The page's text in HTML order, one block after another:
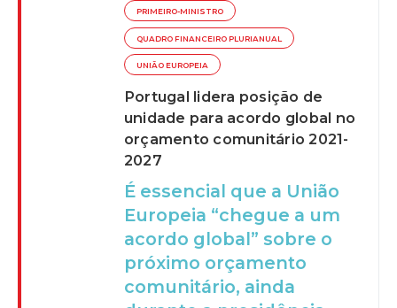
PRIMEIRO-MINISTRO
QUADRO FINANCEIRO PLURIANUAL
UNIÃO EUROPEIA
Portugal lidera posição de
unidade para acordo global no
orçamento comunitário 2021-
2027
É essencial que a União
Europeia “chegue a um
acordo global” sobre o
próximo orçamento
comunitário, ainda